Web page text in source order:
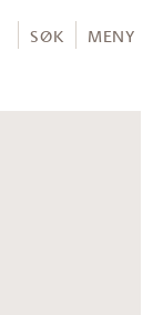
SØK MENY